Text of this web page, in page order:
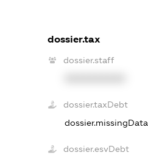
dossier.tax
dossier.staff
dossier.taxDebt
dossier.missingData
dossier.esvDebt